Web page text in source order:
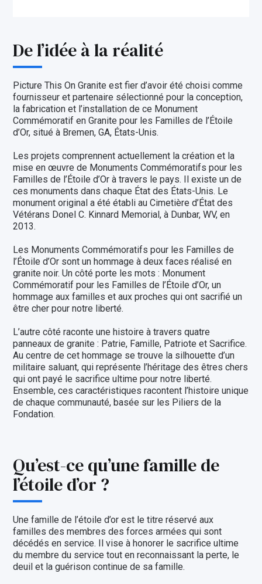
De l’idée à la réalité
Picture This On Granite est fier d’avoir été choisi comme
fournisseur et partenaire sélectionné pour la conception,
la fabrication et l’installation de ce Monument
Commémoratif en Granite pour les Familles de l’Étoile
d’Or, situé à Bremen, GA, États-Unis.
Les projets comprennent actuellement la création et la
mise en œuvre de Monuments Commémoratifs pour les
Familles de l’Étoile d’Or à travers le pays. Il existe un de
ces monuments dans chaque État des États-Unis. Le
monument original a été établi au Cimetière d’État des
Vétérans Donel C. Kinnard Memorial, à Dunbar, WV, en
2013.
Les Monuments Commémoratifs pour les Familles de
l’Étoile d’Or sont un hommage à deux faces réalisé en
granite noir. Un côté porte les mots : Monument
Commémoratif pour les Familles de l’Étoile d’Or, un
hommage aux familles et aux proches qui ont sacrifié un
être cher pour notre liberté.
L’autre côté raconte une histoire à travers quatre
panneaux de granite : Patrie, Famille, Patriote et Sacrifice.
Au centre de cet hommage se trouve la silhouette d’un
militaire saluant, qui représente l’héritage des êtres chers
qui ont payé le sacrifice ultime pour notre liberté.
Ensemble, ces caractéristiques racontent l’histoire unique
de chaque communauté, basée sur les Piliers de la
Fondation.
Qu’est-ce qu’une famille de
l’étoile d’or ?
Une famille de l’étoile d’or est le titre réservé aux
familles des membres des forces armées qui sont
décédés en service. Il vise à honorer le sacrifice ultime
du membre du service tout en reconnaissant la perte, le
deuil et la guérison continue de sa famille.